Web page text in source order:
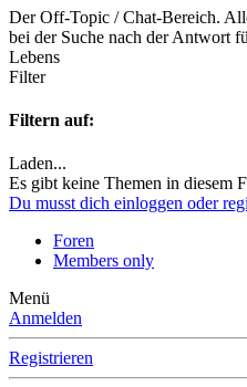
Der Off-Topic / Chat-Bereich.
bei der Suche nach der Antwort
Lebens
Filter
Filtern auf:
Laden...
Es gibt keine Themen in diesem
Du musst dich einloggen oder
Foren
Members only
Menü
Anmelden
Registrieren